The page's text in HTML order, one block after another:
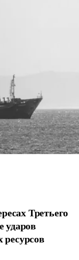
Третьего
ударов